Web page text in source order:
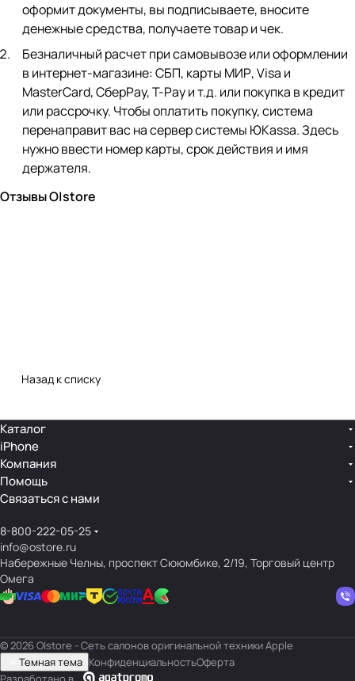
оформит документы, вы подписываете, вносите
денежные средства, получаете товар и чек.
Безналичный расчет при самовывозе или оформлении
в интернет-магазине: СБП, карты МИР, Visa и
MasterCard, СберPay, Т-Pay и т.д. или покупка в кредит
или рассрочку. Чтобы оплатить покупку, система
перенаправит вас на сервер системы ЮKassa. Здесь
нужно ввести номер карты, срок действия и имя
держателя.
Отзывы O|store
Назад к списку
Каталог
iPhone
Компания
Помощь
Связаться с нами
8-800-222-05-25
info@ostore.ru
Набережные Челны, проспект Сююмбике, 2/19, Торговый центр
Омега
© 2026 O|store - Сеть салонов оригинальной техники Apple
Темная тема КонфиденциальностьОферта